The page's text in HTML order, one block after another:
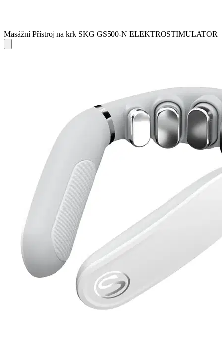
Masážní Přístroj na krk SKG GS500-N ELEKTROSTIMULATOR